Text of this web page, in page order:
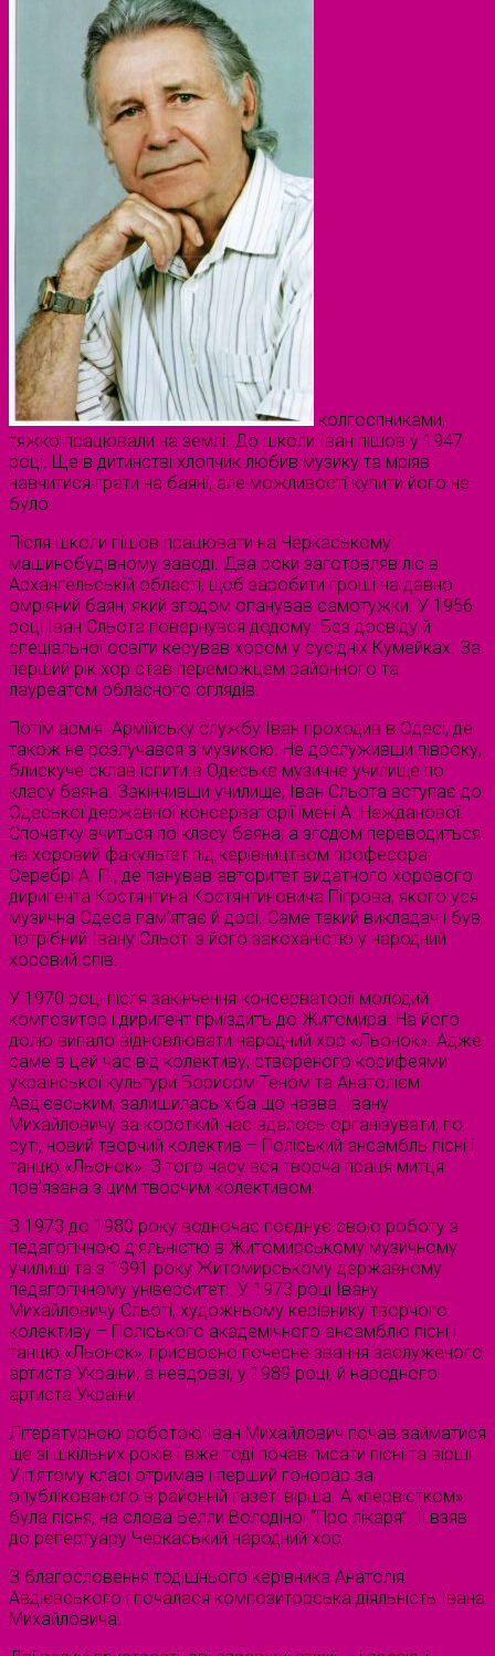
колгоспниками,
тяжко працювали на землі. До школи Іван пішов у 1947
році. Ще в дитинстві хлопчик любив музику та мріяв
навчитися грати на баяні, але можливості купити його не
було.
Після школи пішов працювати на Черкаському
машинобудівному заводі. Два роки заготовляв ліс в
Архангельській області, щоб заробити гроші на давно
омріяний баян, який згодом опанував самотужки. У 1956
році Іван Сльота повернувся додому. Без досвіду й
спеціальної освіти керував хором у сусідніх Кумейках. За
перший рік хор став переможцем районного та
лауреатом обласного оглядів.
Потім армія. Армійську службу Іван проходив в Одесі, де
також не розлучався з музикою. Не дослуживши півроку,
блискуче склав іспити в Одеське музичне училище по
класу баяна. Закінчивши училище, Іван Сльота вступає до
Одеської державної консерваторії імені А. Нежданової.
Спочатку вчиться по класу баяна, а згодом переводиться
на хоровий факультет під керівництвом професора
Серебрі А. П., де панував авторитет видатного хорового
диригента Костянтина Костянтиновича Пігрова, якого уся
музична Одеса пам’ятає й досі. Саме такий викладач і був
потрібний Івану Сльоті з його закоханістю у народний
хоровий спів.
У 1970 році після закінчення консерваторії молодий
композитор і диригент приїздить до Житомира. На його
долю випало відновлювати народний хор «Льонок». Адже
саме в цей час від колективу, створеного корифеями
української культури Борисом Теном та Анатолієм
Авдієвським, залишилась хіба що назва. Івану
Михайловичу за короткий час вдалось організувати, по
суті, новий творчий колектив – Поліський ансамбль пісні і
танцю «Льонок». З того часу вся творча праця митця
пов’язана з цим творчим колективом.
З 1973 до 1980 року водночас поєднує свою роботу з
педагогічною діяльністю в Житомирському музичному
училищі та з 1991 року Житомирському державному
педагогічному університеті. У 1973 році Івану
Михайловичу Сльоті, художньому керівнику творчого
колективу – Поліського академічного ансамблю пісні і
танцю «Льонок», присвоєно почесне звання заслуженого
артиста України, а невдовзі, у 1989 році, й народного
артиста України.
Літературною роботою Іван Михайлович почав займатися
ще зі шкільних років і вже тоді почав писати пісні та вірші.
У п’ятому класі отримав i перший гонорар за
опублікованого в районній газеті вірша. А «первістком»
була пісня, на слова Белли Володiної “Про лікаря”. Її взяв
до репертуару Черкаський народний хор.
З благословення тодішнього керівника Анатолiя
Авдiєвського i почалася композиторська діяльність Івана
Михайловича.